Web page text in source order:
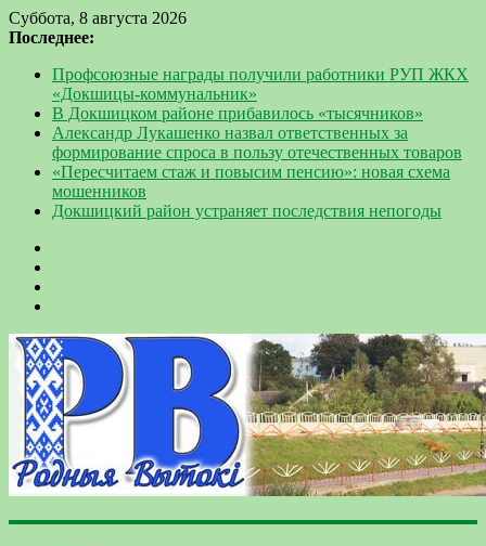
Суббота, 8 августа 2026
Последнее:
Профсоюзные награды получили работники РУП ЖКХ
«Докшицы-коммунальник»
В Докшицком районе прибавилось «тысячников»
Александр Лукашенко назвал ответственных за
формирование спроса в пользу отечественных товаров
«Пересчитаем стаж и повысим пенсию»: новая схема
мошенников
Докшицкий район устраняет последствия непогоды